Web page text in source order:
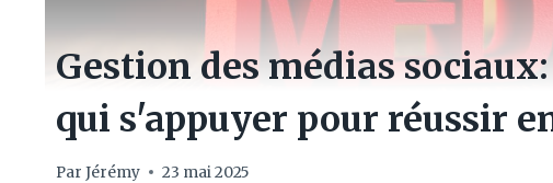
Gestion des médias
qui s'appuyer pour réussir
Par Jérémy 23 mai 2025